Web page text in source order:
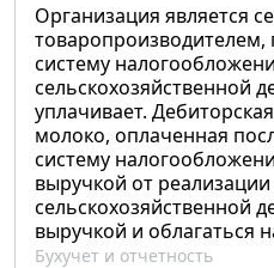
Организация является
систему
сельскохозяйственной
уплачивает.
молоко, оплаченная
систему
выручкой от реализации
сельскохозяйственной
выручкой и облагаться
Бухучет и отчетность